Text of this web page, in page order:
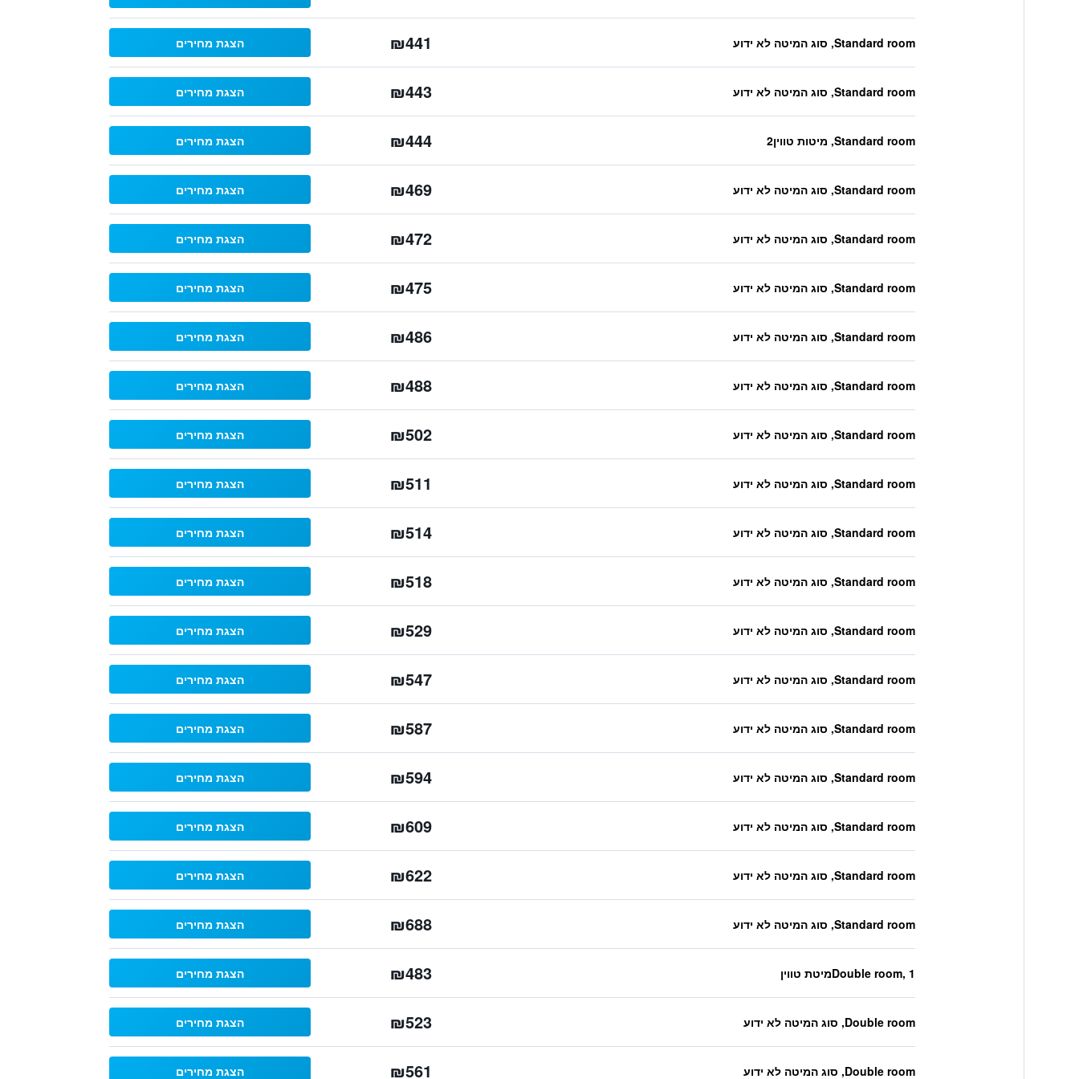
Standard room, סוג המיטה לא ידוע ₪441 הצגת מחירים
Standard room, סוג המיטה לא ידוע ₪443 הצגת מחירים
Standard room, מיטות טווין2 ₪444 הצגת מחירים
Standard room, סוג המיטה לא ידוע ₪469 הצגת מחירים
Standard room, סוג המיטה לא ידוע ₪472 הצגת מחירים
Standard room, סוג המיטה לא ידוע ₪475 הצגת מחירים
Standard room, סוג המיטה לא ידוע ₪486 הצגת מחירים
Standard room, סוג המיטה לא ידוע ₪488 הצגת מחירים
Standard room, סוג המיטה לא ידוע ₪502 הצגת מחירים
Standard room, סוג המיטה לא ידוע ₪511 הצגת מחירים
Standard room, סוג המיטה לא ידוע ₪514 הצגת מחירים
Standard room, סוג המיטה לא ידוע ₪518 הצגת מחירים
Standard room, סוג המיטה לא ידוע ₪529 הצגת מחירים
Standard room, סוג המיטה לא ידוע ₪547 הצגת מחירים
Standard room, סוג המיטה לא ידוע ₪587 הצגת מחירים
Standard room, סוג המיטה לא ידוע ₪594 הצגת מחירים
Standard room, סוג המיטה לא ידוע ₪609 הצגת מחירים
Standard room, סוג המיטה לא ידוע ₪622 הצגת מחירים
Standard room, סוג המיטה לא ידוע ₪688 הצגת מחירים
Double room, 1מיטת טווין ₪483 הצגת מחירים
Double room, סוג המיטה לא ידוע ₪523 הצגת מחירים
Double room, סוג המיטה לא ידוע ₪561 הצגת מחירים